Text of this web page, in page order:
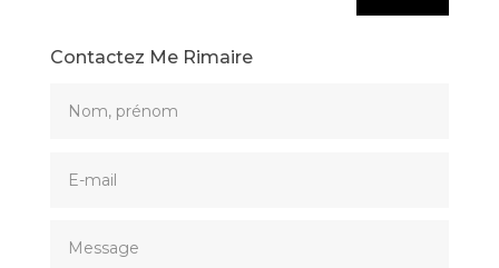
Contactez Me Rimaire